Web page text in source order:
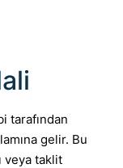
tarafından
gelir. Bu
veya taklit